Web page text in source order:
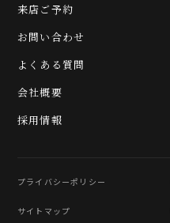
来店ご予約
お問い合わせ
よくある質問
会社概要
採用情報
プライバシーポリシー
サイトマップ